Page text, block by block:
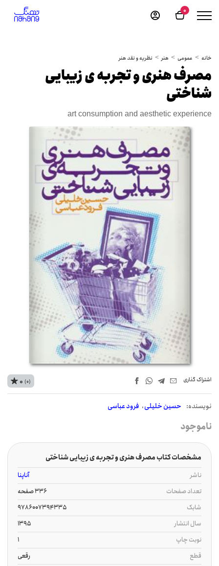
0
خانه عمومی هنر نظریه و نقد هنر
مصرف هنری و تجربه ی زیبایی
شناختی
art consumption and aesthetic experience
اشتراک‌ گذاری
نويسنده: حسین خلیلی فرود عباسی
0 (0)
ناموجود
مشخصات کتاب مصرف هنری و تجربه ی زیبایی شناختی
ناشر
آناپنا
تعداد صفحات
336 صفحه
شابک
9786007394335
سال انتشار
1395
نوبت چاپ
1
قطع
رقعی